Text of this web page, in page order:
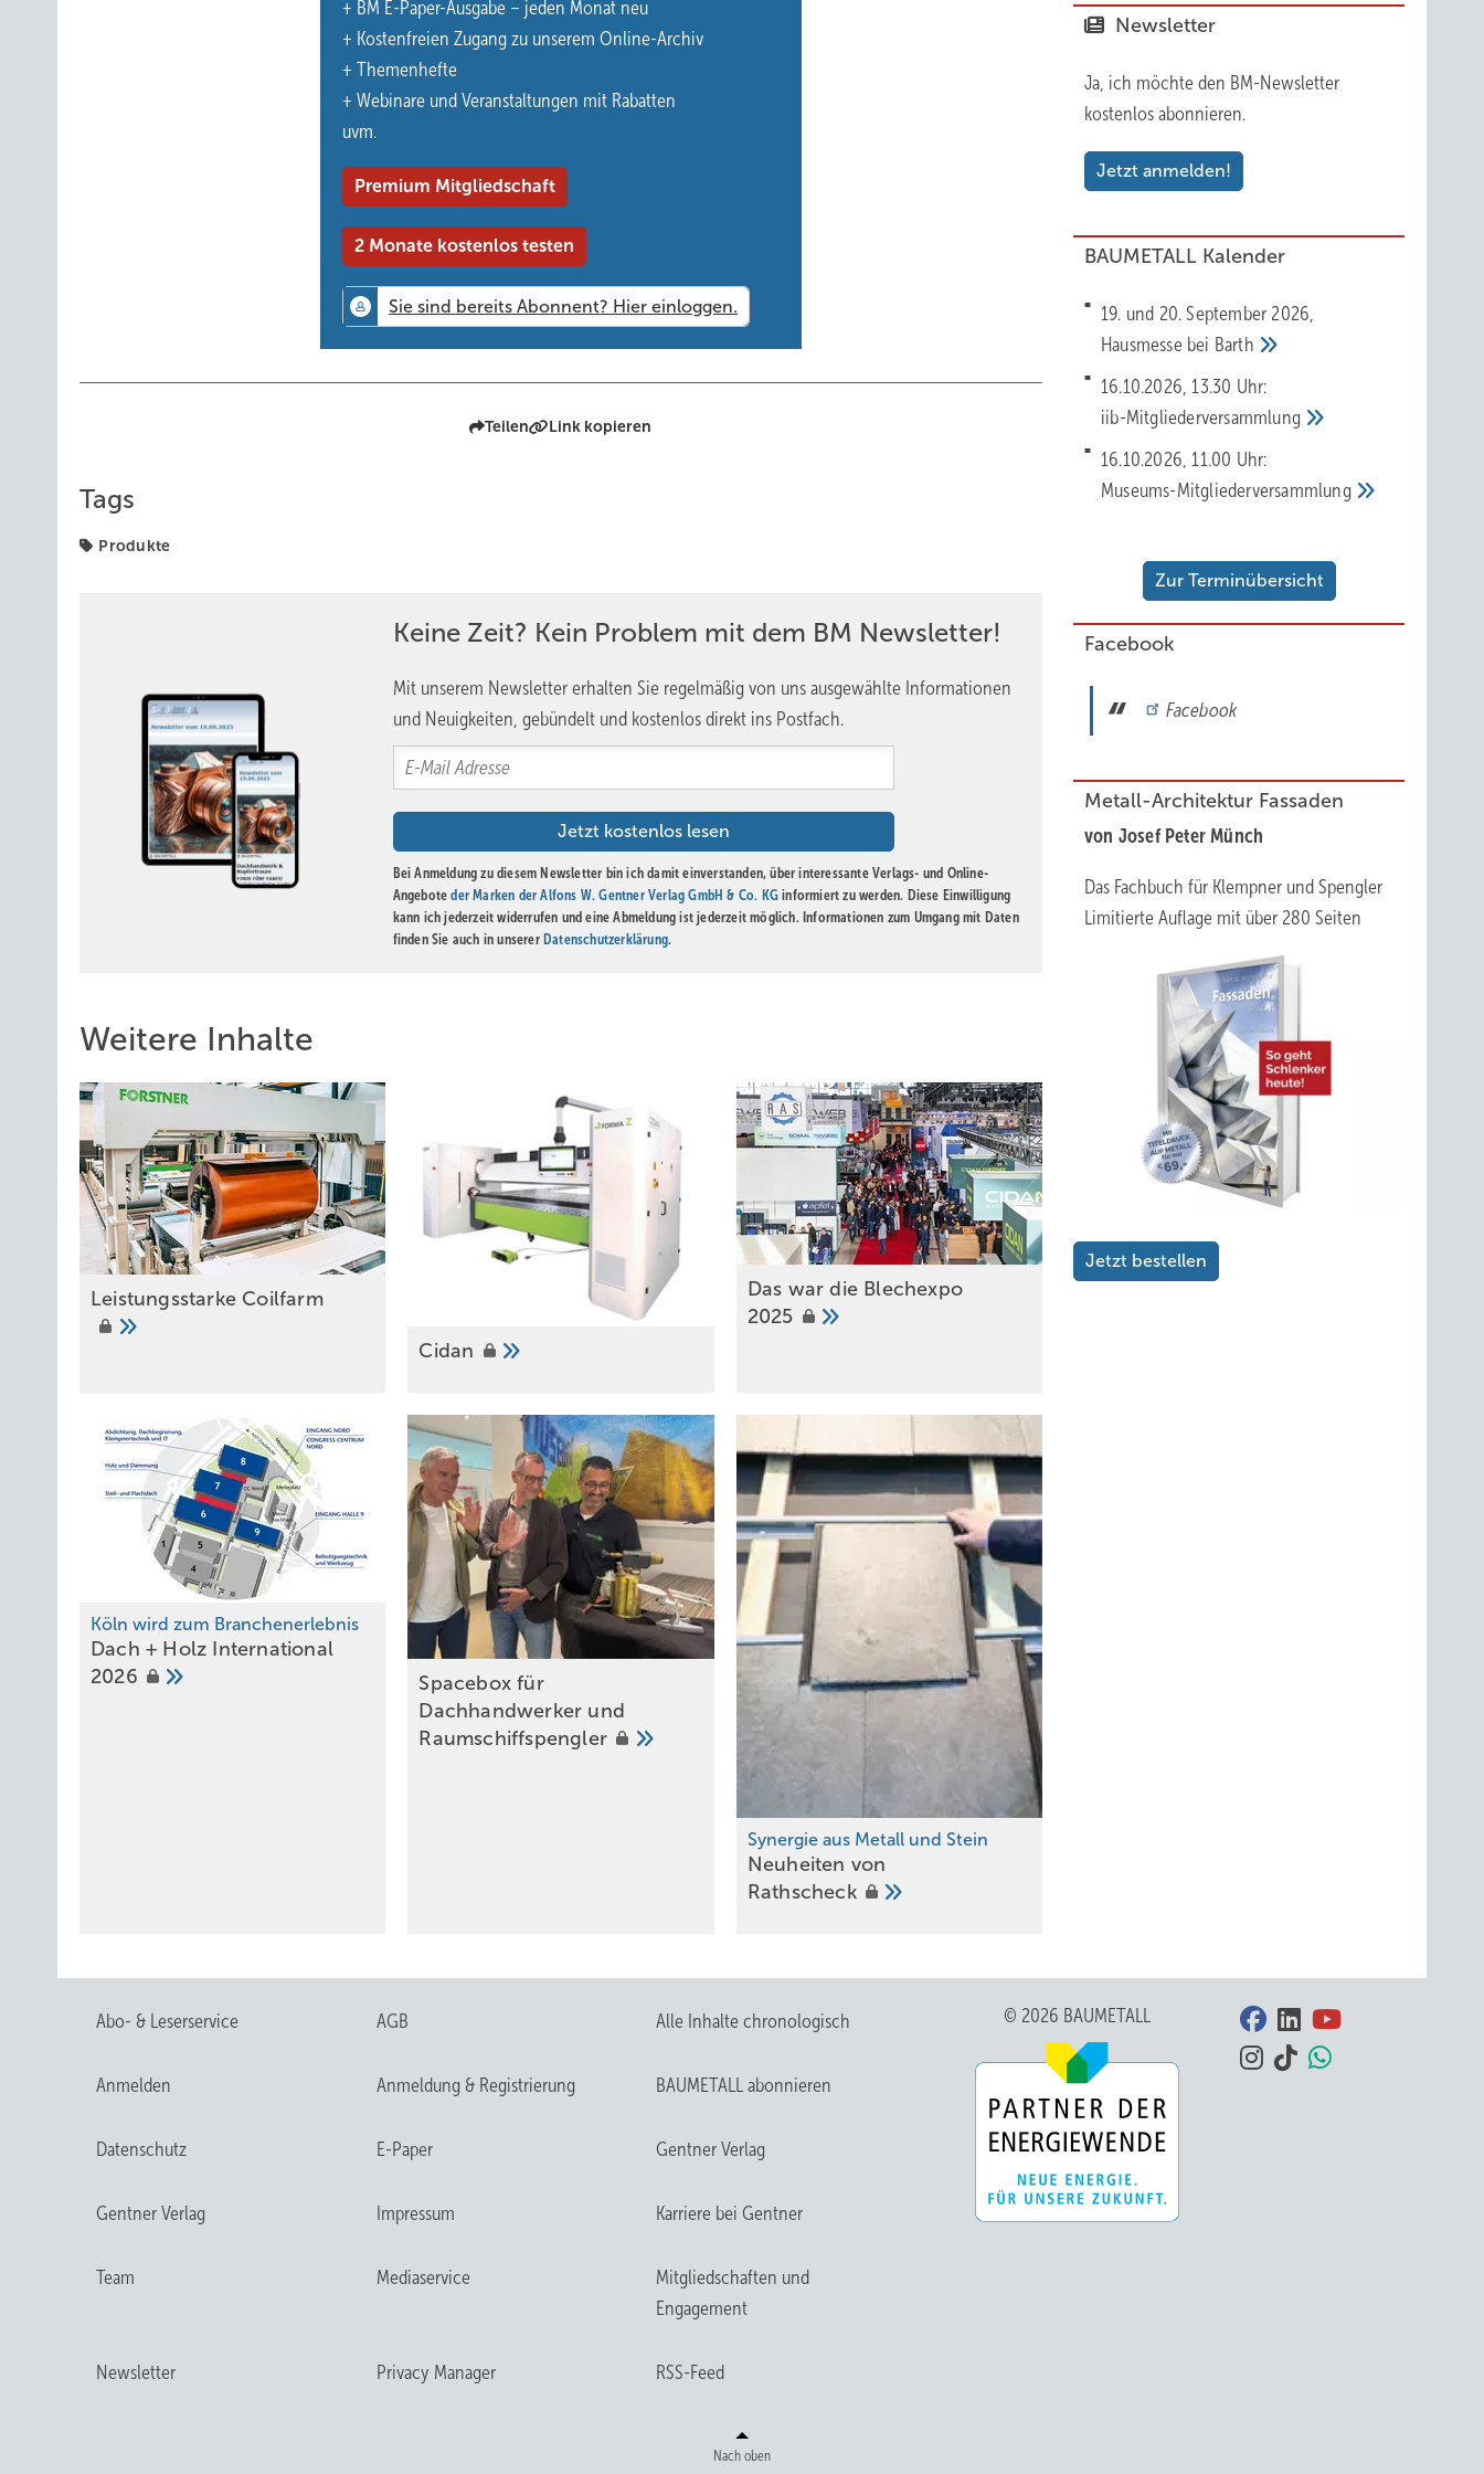
Wasserdichtigkeit an Profilrinnen oder anderen wasserführenden Bauteilen wird somit signifikant verbessert. Und auch unter
wirtschaftlichen Aspekten ist die 200-mm-Einstecktiefe unschlagbar. Der Dachhandwerker kann mit weniger Ansätzen eine größere
Fläche abdecken, was Zeit spart und die Fehleranfälligkeit reduziert.
Nicht zu unterschätzen ist die Effektivität: Größere Einstecktiefen sparen Arbeitsschritte und Kraft, was die Ermüdung des Anwenders
+ BM E-Paper-Ausgabe – jeden Monat neu
+ Kostenfreien Zugang zu unserem Online-Archiv
+ Themenhefte
+ Webinare und Veranstaltungen mit Rabatten
uvm.
Premium Mitgliedschaft
2 Monate kostenlos testen
Teilen Link kopieren
Tags
Produkte
Keine Zeit? Kein Problem mit dem BM Newsletter!
Mit unserem Newsletter erhalten Sie regelmäßig von uns ausgewählte Informationen
und Neuigkeiten, gebündelt und kostenlos direkt ins Postfach.
Bei Anmeldung zu diesem Newsletter bin ich damit einverstanden, über interessante Verlags- und Online-
Angeboteder Marken der Alfons W. Gentner Verlag GmbH & Co. KG informiert zu werden. Diese Einwilligung
kann ich jederzeit widerrufen und eine Abmeldung ist jederzeit möglich. Informationen zum Umgang mit Daten
finden Sie auch in unserer Datenschutzerklärung.
Weitere Inhalte
Leistungsstarke Coilfarm
Cidan
Das war die Blechexpo
2025
Köln wird zum Branchenerlebnis
Dach + Holz International
2026
Spacebox für
Dachhandwerker und
Raumschiffspengler
Synergie aus Metall und Stein
Neuheiten von
Rathscheck
Newsletter
Ja, ich möchte den BM-Newsletter
kostenlos abonnieren.
Jetzt anmelden!
BAUMETALL Kalender
19. und 20. September 2026,
Hausmesse bei Barth
16.10.2026, 13.30 Uhr:
iib-Mitgliederversammlung
16.10.2026, 11.00 Uhr:
Museums-Mitgliederversammlung
Zur Terminübersicht
Facebook
Facebook
Metall-Architektur Fassaden
von Josef Peter Münch
Das Fachbuch für Klempner und Spengler
Limitierte Auflage mit über 280 Seiten
Jetzt bestellen
Abo- & Leserservice AGB Alle Inhalte chronologisch
Anmelden Anmeldung & Registrierung BAUMETALL abonnieren
Datenschutz E-Paper Gentner Verlag
Gentner Verlag Impressum Karriere bei Gentner
Team Mediaservice
Mitgliedschaften und
Engagement
Newsletter Privacy Manager RSS-Feed
© 2026 BAUMETALL
Nach oben